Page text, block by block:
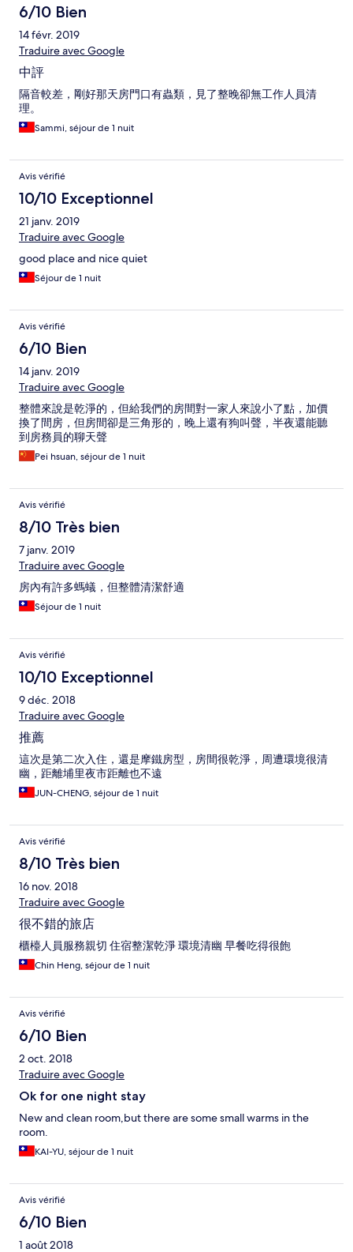
6/10 Bien
14 févr. 2019
Traduire avec Google
中評
隔音較差，剛好那天房門口有蟲類，見了整晚卻無工作人員清
理。
Sammi, séjour de 1 nuit
Avis vérifié
10/10 Exceptionnel
21 janv. 2019
Traduire avec Google
good place and nice quiet
Séjour de 1 nuit
Avis vérifié
6/10 Bien
14 janv. 2019
Traduire avec Google
整體來說是乾淨的，但給我們的房間對一家人來說小了點，加價
換了間房，但房間卻是三角形的，晚上還有狗叫聲，半夜還能聽
到房務員的聊天聲
Pei hsuan, séjour de 1 nuit
Avis vérifié
8/10 Très bien
7 janv. 2019
Traduire avec Google
房內有許多螞蟻，但整體清潔舒適
Séjour de 1 nuit
Avis vérifié
10/10 Exceptionnel
9 déc. 2018
Traduire avec Google
推薦
這次是第二次入住，還是摩鐵房型，房間很乾淨，周遭環境很清
幽，距離埔里夜市距離也不遠
JUN-CHENG, séjour de 1 nuit
Avis vérifié
8/10 Très bien
16 nov. 2018
Traduire avec Google
很不錯的旅店
櫃檯人員服務親切 住宿整潔乾淨 環境清幽 早餐吃得很飽
Chin Heng, séjour de 1 nuit
Avis vérifié
6/10 Bien
2 oct. 2018
Traduire avec Google
Ok for one night stay
New and clean room,but there are some small warms in the
room.
KAI-YU, séjour de 1 nuit
Avis vérifié
6/10 Bien
1 août 2018